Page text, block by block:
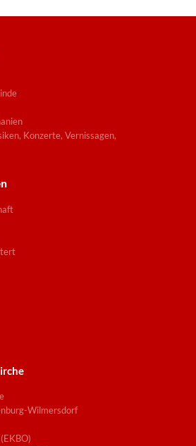
Konzerte, Vernissagen,
Wilmersdorf